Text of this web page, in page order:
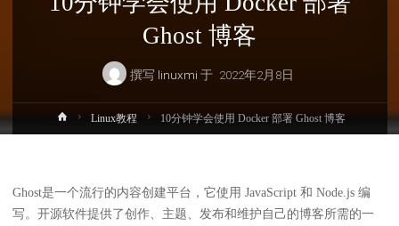
Ghost 博客
撰写 linuxmi 于 2022年2月8日
首
页
Linux教程 10分钟学会使用 Docker 部署 Ghost 博客
Ghost是一个流行的内容创建平台，它使用 JavaScript 和 Node.js 编
写。开源软件提供了创作、主题、发布和维护自己的博客所需的一